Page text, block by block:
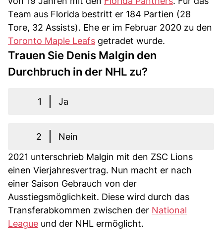
Team aus Florida bestritt er 184 Partien (28
Tore, 32 Assists). Ehe er im Februar 2020 zu den
Toronto Maple Leafs getradet wurde.
Trauen Sie Denis Malgin den
Durchbruch in der NHL zu?
1 Ja
2
Nein
2021 unterschrieb Malgin mit den ZSC Lions
einen Vierjahresvertrag. Nun macht er nach
einer Saison Gebrauch von der
Ausstiegsmöglichkeit. Diese wird durch das
Transferabkommen zwischen der National
League und der NHL ermöglicht.